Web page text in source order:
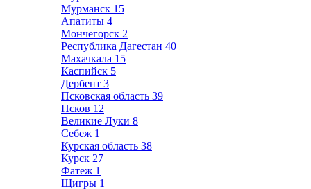
Мурманск 15
Апатиты 4
Мончегорск 2
Республика Дагестан 40
Махачкала 15
Каспийск 5
Дербент 3
Псковская область 39
Псков 12
Великие Луки 8
Себеж 1
Курская область 38
Курск 27
Фатеж 1
Щигры 1